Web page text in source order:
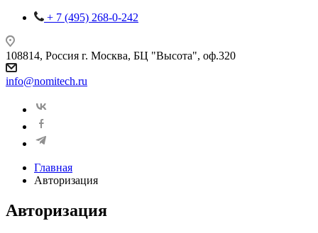
+ 7 (495) 268-0-242
108814, Россия г. Москва, БЦ "Высота", оф.320
info@nomitech.ru
Главная
Авторизация
Авторизация